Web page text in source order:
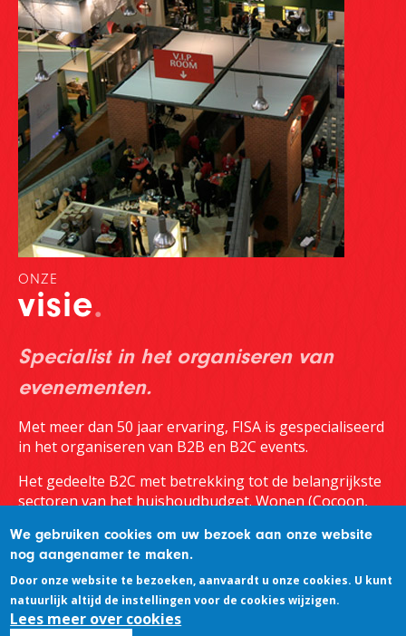
ONZE
visie
Specialist in het organiseren van
evenementen.
Met meer dan 50 jaar ervaring, FISA is gespecialiseerd
in het organiseren van B2B en B2C events.
Het gedeelte B2C met betrekking tot de belangrijkste
sectoren van het huishoudbudget. Wonen (Cocoon,
Vakantiesalon).
Meer weten
We gebruiken cookies om uw bezoek aan onze website
nog aangenamer te maken.
Door onze website te bezoeken, aanvaardt u onze cookies. U kunt
natuurlijk altijd de instellingen voor de cookies wijzigen.
Lees meer over cookies